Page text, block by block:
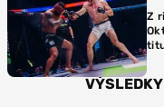
Z